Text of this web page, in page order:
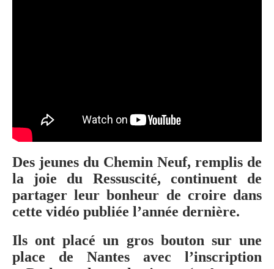
Des jeunes du Chemin Neuf, remplis de
la joie du Ressuscité, continuent de
partager leur bonheur de croire dans
cette vidéo publiée l’année dernière.
Ils ont placé un gros bouton sur une
place de Nantes avec l’inscription